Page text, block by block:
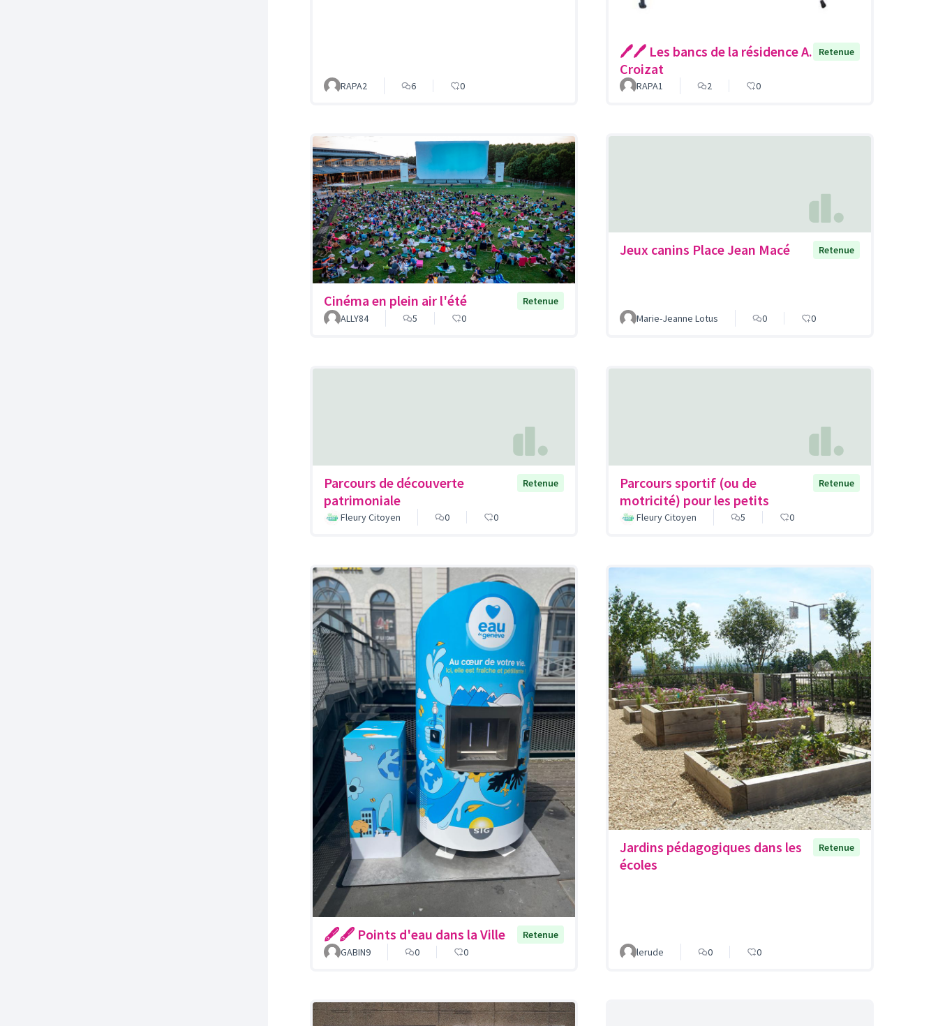
RAPA2 6 0
🖊️🖊️ Les bancs de la résidence A.
Croizat
Retenue
RAPA1 2 0
Cinéma en plein air l'été
Retenue
ALLY84
5 0
Jeux canins Place Jean Macé Retenue
Marie-Jeanne Lotus 0 0
Parcours de découverte
patrimoniale
Retenue
Fleury Citoyen 0 0
Parcours sportif (ou de
motricité) pour les petits
Retenue
Fleury Citoyen 5 0
🖋🖋 Points d'eau dans la Ville
Retenue
GABIN9
0 0
Jardins pédagogiques dans les
écoles
Retenue
lerude 0 0